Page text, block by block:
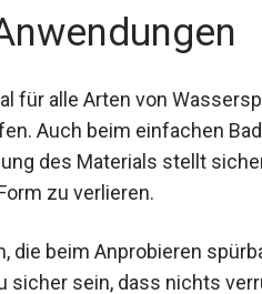
für alle Arten von
Auch beim einfachen
des Materials stellt
seine Form zu verlieren.
die beim Anprobieren
du sicher sein, dass